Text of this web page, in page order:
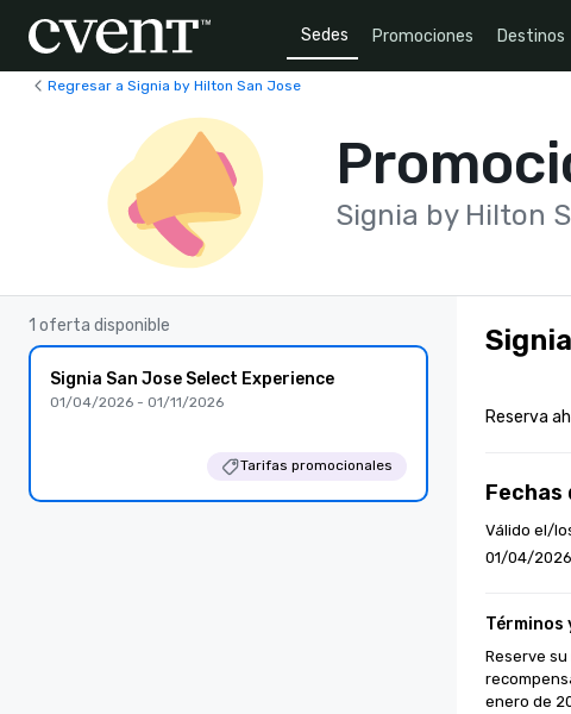
Sedes Promociones Destinos
Regresar a Signia by Hilton San Jose
Signia by Hilton
1 oferta disponible
Signia San Jose Select Experience
01/04/2026 - 01/11/2026
Tarifas promocionales
Reserva
Fechas
Válido el/
01/04/
Términos
Reserve
enero de